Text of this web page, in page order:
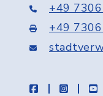
+49
+49
facebook